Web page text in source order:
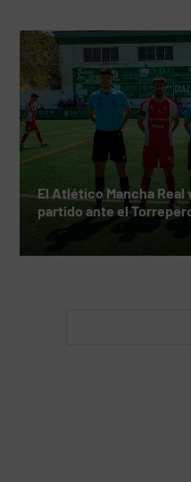
El Atlético Mancha Real
partido ante el